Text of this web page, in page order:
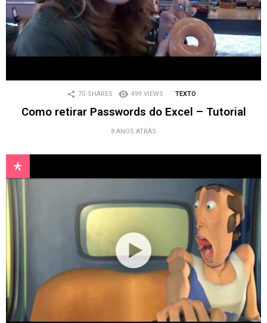
70 SHARES 499 VIEWS TEXTO
Como retirar Passwords do Excel – Tutorial
8 ANOS ATRÁS